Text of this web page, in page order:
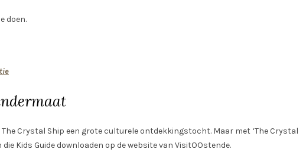
doen.
Crystal Ship een grote culturele ontdekkingstocht. Maar met ‘The Crystal
Kids Guide downloaden op de website van VisitOOstende.